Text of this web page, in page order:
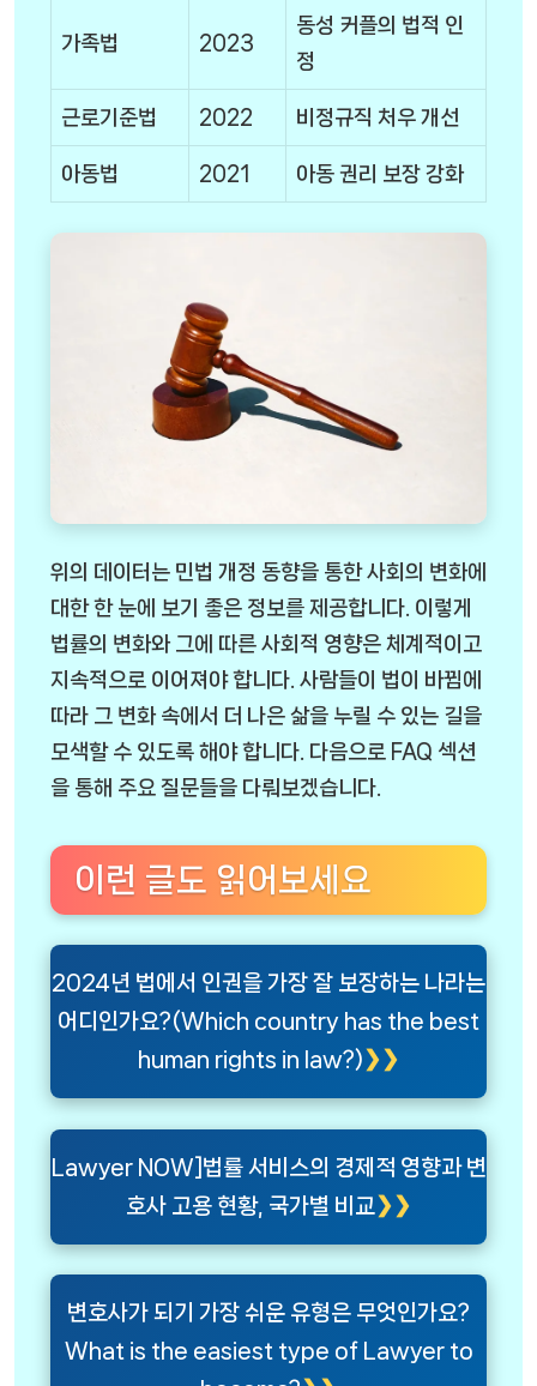
가족법 2023
동성 커플의 법적 인
정
근로기준법 2022 비정규직 처우 개선
아동법 2021 아동 권리 보장 강화
위의 데이터는 민법 개정 동향을 통한 사회의 변화에
대한 한 눈에 보기 좋은 정보를 제공합니다. 이렇게
법률의 변화와 그에 따른 사회적 영향은 체계적이고
지속적으로 이어져야 합니다. 사람들이 법이 바뀜에
따라 그 변화 속에서 더 나은 삶을 누릴 수 있는 길을
모색할 수 있도록 해야 합니다. 다음으로 FAQ 섹션
을 통해 주요 질문들을 다뤄보겠습니다.
이런 글도 읽어보세요
2024년 법에서 인권을 가장 잘 보장하는 나라는
어디인가요?(Which country has the best
human rights in law?)
Lawyer NOW]법률 서비스의 경제적 영향과 변
호사 고용 현황, 국가별 비교
변호사가 되기 가장 쉬운 유형은 무엇인가요?
What is the easiest type of Lawyer to